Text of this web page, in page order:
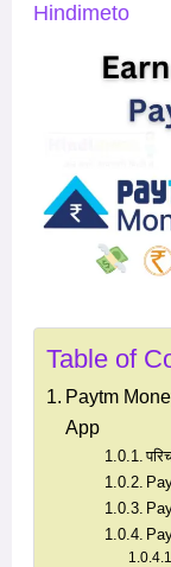
Hindimeto
Table of
Paytm
App